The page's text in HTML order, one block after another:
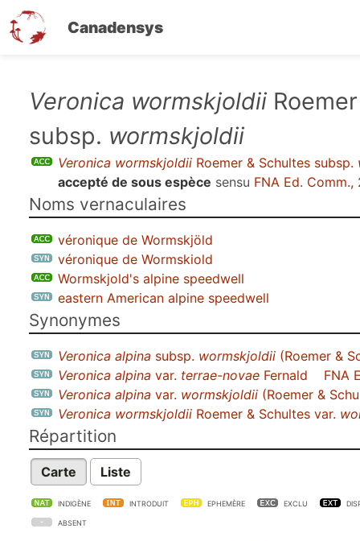
Canadensys
contenu
Veronica wormskjoldii
subsp. wormskjoldii
Veronica wormskjoldii Roemer & Schultes subsp.
accepté de sous espèce sensu FNA Ed. Comm.,
Noms vernaculaires
véronique de Wormskjöld
véronique de Wormskiold
Wormskjold's alpine speedwell
eastern American alpine speedwell
Synonymes
Veronica alpina subsp. wormskjoldii (Roemer &
Veronica alpina var. terrae-novae Fernald
FNA
Veronica alpina var. wormskjoldii (Roemer &
Veronica wormskjoldii Roemer & Schultes var.
Répartition
Carte Liste
INDIGÈNE INTRODUIT EPHEMÈRE EXCLU
ABSENT